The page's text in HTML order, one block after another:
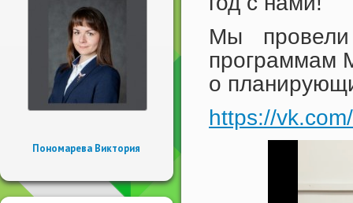
Пономарева Виктория
Мы
программам
о
https://